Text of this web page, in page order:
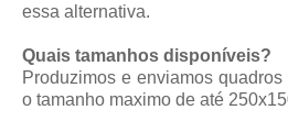
essa alternativa.
Quais tamanhos disponíveis?
Produzimos e enviamos
o tamanho maximo de até